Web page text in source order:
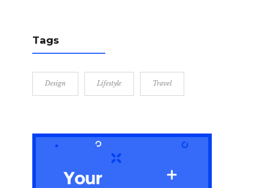
Tags
Design Lifestyle Travel